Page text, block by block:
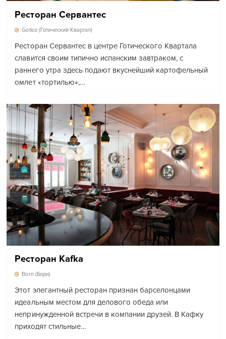
Ресторан Сервантес
Gotico (Готический Квартал)
Ресторан Сервантес в центре Готического Квартала
славится своим типично испанским завтраком, с
раннего утра здесь подают вкуснейший картофельный
омлет «тортилью»,…
Ресторан Kafka
Born (Борн)
Этот элегантный ресторан признан барселонцами
идеальным местом для делового обеда или
непринужденной встречи в компании друзей. В Кафку
приходят стильные…